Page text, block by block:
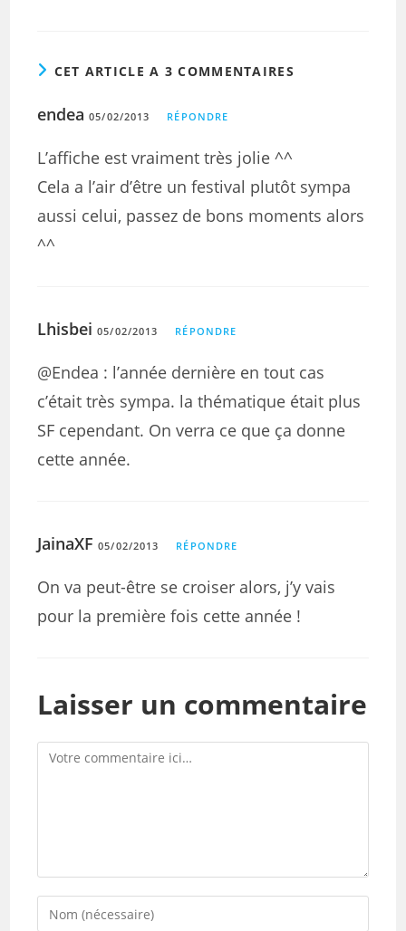
CET ARTICLE A 3 COMMENTAIRES
endea 05/02/2013 RÉPONDRE
L’affiche est vraiment très jolie ^^
Cela a l’air d’être un festival plutôt sympa
aussi celui, passez de bons moments alors
^^
Lhisbei 05/02/2013 RÉPONDRE
@Endea : l’année dernière en tout cas
c’était très sympa. la thématique était plus
SF cependant. On verra ce que ça donne
cette année.
JainaXF 05/02/2013 RÉPONDRE
On va peut-être se croiser alors, j’y vais
pour la première fois cette année !
Laisser un commentaire